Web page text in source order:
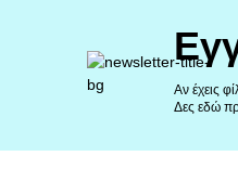
Αν έχεις
Δες εδώ